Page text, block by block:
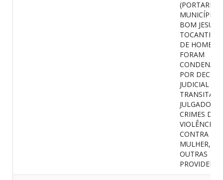
(PORTARIA)
MUNICÍPIO
BOM JESUS
DE
FORAM
POR
JUDICIAL
JULGADO
CRIMES DE
VIOLÊNCIA
CONTRA
MULHER, E
OUTRAS